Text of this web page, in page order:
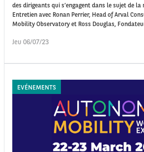
des dirigeants qui s’engagent dans le sujet de
Entretien avec Ronan Perrier, Head of Arval
Mobility Observatory et Ross Douglas,
Jeu 06/07/23
EVÉNEMENTS